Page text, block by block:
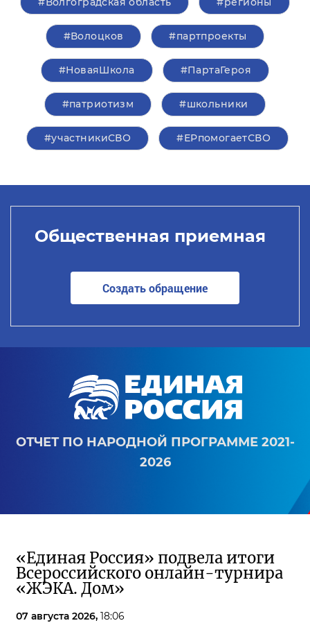
#Волоцков #партпроекты
#НоваяШкола #ПартаГероя
#патриотизм #школьники
#участникиСВО #ЕРпомогаетСВО
Общественная приемная
Создать обращение
ОТЧЕТ ПО НАРОДНОЙ ПРОГРАММЕ 2021-
2026
«Единая Россия» подвела итоги
Всероссийского онлайн-турнира
«ЖЭКА. Дом»
07 августа 2026, 18:06